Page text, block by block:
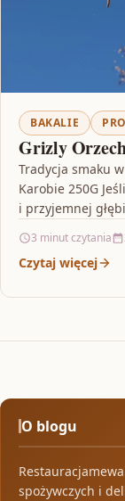
BAKALIE
Grizly
Tradycja smaku
Karobie 250G
i przyjemnej
3 minut czytania
Czytaj więcej
O blogu
spożywczych i